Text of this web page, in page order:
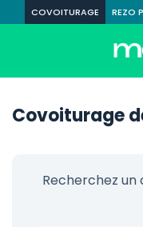
COVOITURAGE REZO
Covoiturage
Recherchez un